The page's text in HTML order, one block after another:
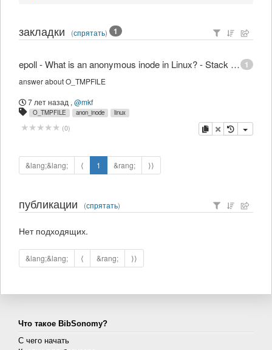
закладки (спрятать) 1
1
epoll - What is an anonymous inode in Linux? - Stack Overflow
answer about O_TMPFILE
7 лет назад , @mkf
O_TMPFILE anon_inode linux
(0) копировать
удалить
&lang;&lang; ⟨ 1 &rang; ⟩⟩
публикации (спрятать)
Нет подходящих.
&lang;&lang; ⟨ &rang; ⟩⟩
Что такое BibSonomy?
С чего начать